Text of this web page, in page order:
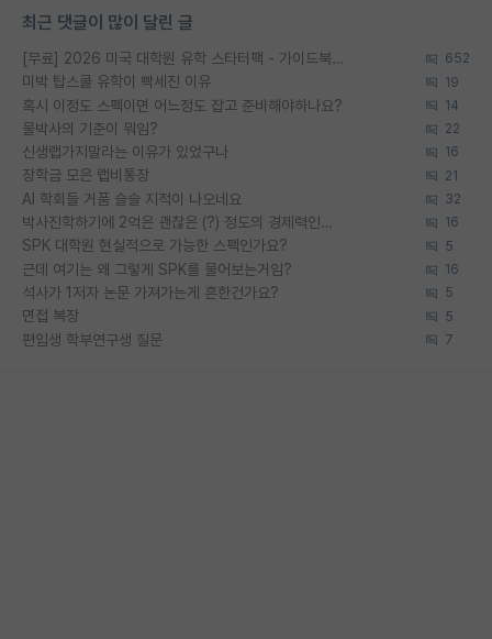
최근 댓글이 많이 달린 글
[무료] 2026 미국 대학원 유학 스타터팩 - 가이드북 & 합격자 컨택메일 템플릿 652
미박 탑스쿨 유학이 빡세진 이유 19
혹시 이정도 스펙이면 어느정도 잡고 준비해야하나요? 14
물박사의 기준이 뭐임? 22
신생랩가지말라는 이유가 있었구나 16
장학금 모은 랩비통장 21
AI 학회들 거품 슬슬 지적이 나오네요 32
박사진학하기에 2억은 괜찮은 (?) 정도의 경제력인가요 16
SPK 대학원 현실적으로 가능한 스펙인가요? 5
근데 여기는 왜 그렇게 SPK를 물어보는거임? 16
석사가 1저자 논문 가져가는게 흔한건가요? 5
면접 복장 5
편입생 학부연구생 질문 7